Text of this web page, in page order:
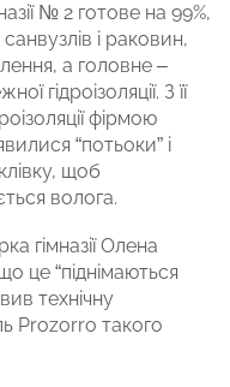
№ 2 готове на 99%,
і раковин,
а головне –
гідроізоляції. З її
фірмою
“потьоки” і
щоб
волога.
гімназії Олена
це “піднімаються
технічну
Prozorro такого